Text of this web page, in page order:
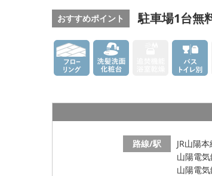
おすすめポイント 駐車場1台無
路線/駅
JR山陽
山陽電
山陽電